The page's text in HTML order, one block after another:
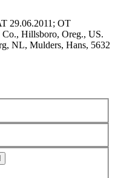
29.06.2011; OT
Hillsboro, Oreg., US.
NL, Mulders, Hans, 5632